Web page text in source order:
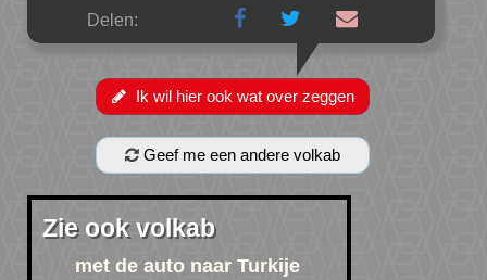
Delen:
Ik wil hier ook wat over zeggen
Geef me een andere volkab
Zie ook volkab
met de auto naar Turkije